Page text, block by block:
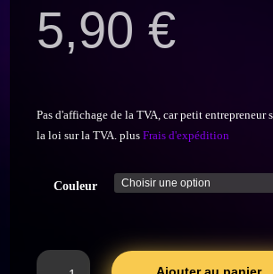
5,90€
Pas d'affichage de la TVA, car petit entrepreneur
la loi sur la TVA. plusFrais d'expédition
Couleur
quantité